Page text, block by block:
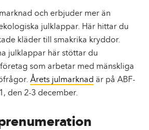
och erbjuder mer än
julklappar. Här hittar du
kläder till smakrika kryddor.
julklappar här stöttar du
som arbetar med mänskliga
Årets julmarknad är på ABF-
den 2-3 december.